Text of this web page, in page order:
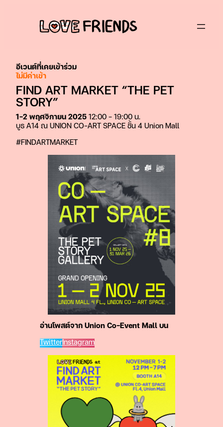
อีเวนต์ที่เคยเข้าร่วม
ไม่มีค่าเข้า
FIND ART MARKET “THE PET
STORY”
1-2 พฤศจิกายน 2025 12:00 – 19:00 น.
บูธ A14 ณ UNION CO-ART SPACE ชั้น 4 Union Mall
#FINDARTMARKET
อ่านโพสต์จาก Union Co-Event Mall บน
Twitter Instagram